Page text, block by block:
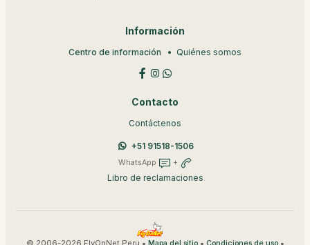
Información
Centro de información Quiénes somos
Contacto
Contáctenos
+51 91518-1506
WhatsApp +
Libro de reclamaciones
© 2006-2026 FlyOnNet Peru • • •